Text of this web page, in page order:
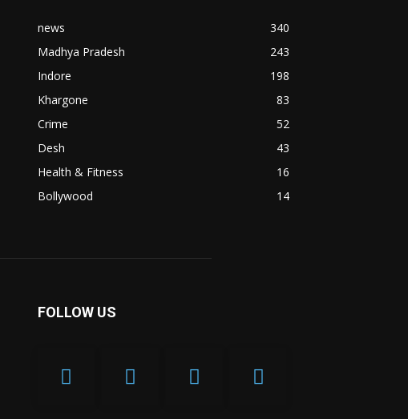
news
340
Madhya Pradesh
243
Indore
198
Khargone
83
Crime
52
Desh
43
Health & Fitness
16
Bollywood
14
FOLLOW US